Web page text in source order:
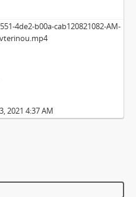
– Chvíle něhy
– Hodina slavnosti
– Minuty strachu
symfonie
– Čas tance
– Čas radování
Zdychava
4de2-b00a-cab120821082-AM-
2021 4:37 AM